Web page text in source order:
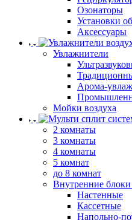
Озонаторы
Установки
Аксессуары
Увлажнители
Арома-
Мойки воздуха
2 комнаты
3 комнаты
4 комнаты
5 комнат
до 8 комнат
Внутренние блоки
Настенные
Кассетные
Напольно-